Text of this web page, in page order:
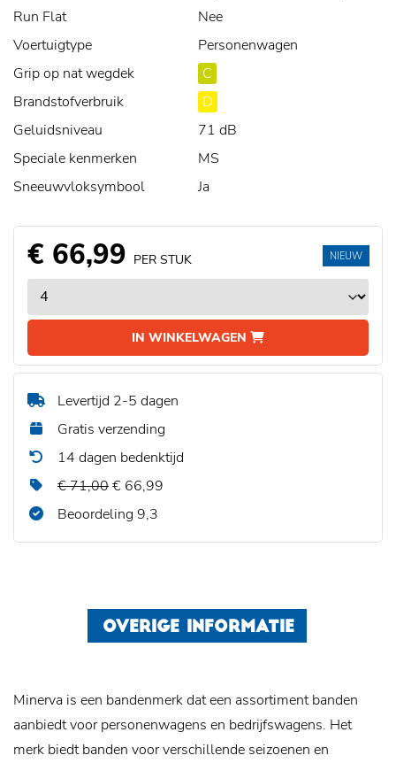
Run Flat
Nee
Voertuigtype
Personenwagen
Grip op nat wegdek
C
Brandstofverbruik
D
Geluidsniveau
71 dB
Speciale kenmerken
MS
Sneeuwvloksymbool
Ja
€ 66,99 PER STUK
IN WINKELWAGEN
NIEUW
Levertijd 2-5 dagen
Gratis verzending
14 dagen bedenktijd
€ 71,00€ 66,99
Beoordeling 9,3
OVERIGE INFORMATIE
Minerva is een bandenmerk dat een assortiment banden
aanbiedt voor personenwagens en bedrijfswagens. Het
merk biedt banden voor verschillende seizoenen en